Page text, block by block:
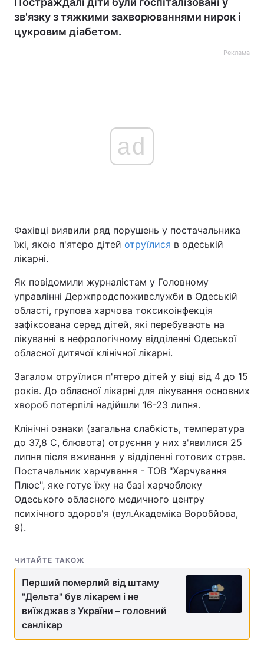
зв'язку з тяжкими захворюваннями нирок і
цукровим діабетом.
Реклама
ad
Фахівці виявили ряд порушень у постачальника
їжі, якою п'ятеро дітей отруїлися в одеській
лікарні.
Як повідомили журналістам у Головному
управлінні Держпродспоживслужби в Одеській
області, групова харчова токсикоінфекція
зафіксована серед дітей, які перебувають на
лікуванні в нефрологічному відділенні Одеської
обласної дитячої клінічної лікарні.
Загалом отруїлися п'ятеро дітей у віці від 4 до 15
років. До обласної лікарні для лікування основних
хвороб потерпілі надійшли 16-23 липня.
Клінічні ознаки (загальна слабкість, температура
до 37,8 С, блювота) отруєння у них з'явилися 25
липня після вживання у відділенні готових страв.
Постачальник харчування - ТОВ "Харчування
Плюс", яке готує їжу на базі харчоблоку
Одеського обласного медичного центру
психічного здоров'я (вул.Академіка Воробйова,
9).
ЧИТАЙТЕ ТАКОЖ
Перший померлий від штаму
"Дельта" був лікарем і не
виїжджав з України – головний
санлікар